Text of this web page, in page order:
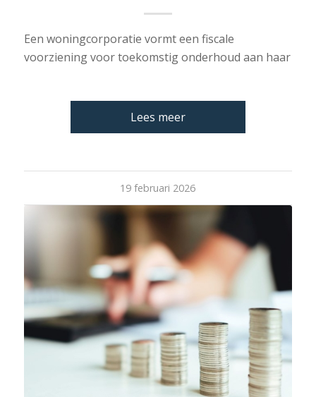
Een woningcorporatie vormt een fiscale
voorziening voor toekomstig onderhoud aan haar
Lees meer
19 februari 2026